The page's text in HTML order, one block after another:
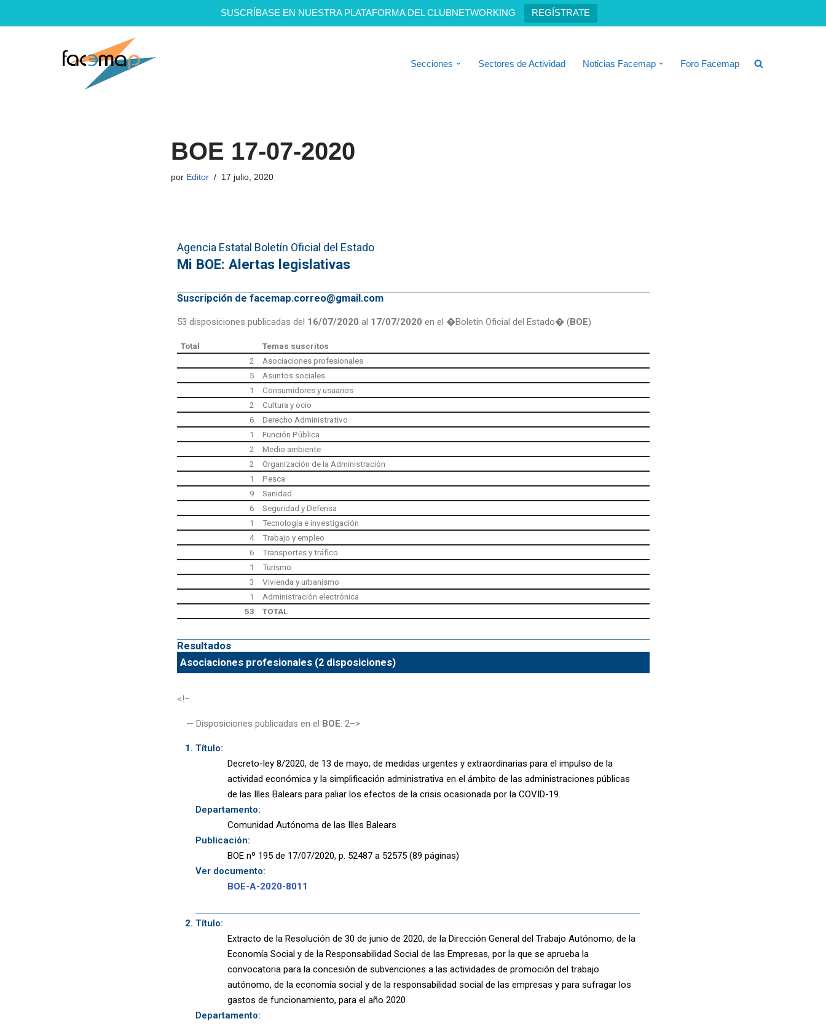
SUSCRÍBASE EN NUESTRA PLATAFORMA DEL CLUBNETWORKING REGÍSTRATE
Secciones Sectores de Actividad Noticias Facemap Foro Facemap
BOE 17-07-2020
por Editor 17 julio, 2020
Agencia Estatal Boletín Oficial del Estado
Mi BOE: Alertas legislativas
Suscripción de facemap.correo@gmail.com
53 disposiciones publicadas del 16/07/2020 al 17/07/2020 en el �Boletín Oficial del Estado� (BOE)
Total
Temas suscritos
2
Asociaciones profesionales
5
Asuntos sociales
1
Consumidores y usuarios
2
Cultura y ocio
6
Derecho Administrativo
1
Función Pública
2
Medio ambiente
2
Organización de la Administración
1
Pesca
9
Sanidad
6
Seguridad y Defensa
1
Tecnología e investigación
4
Trabajo y empleo
6
Transportes y tráfico
1
Turismo
3
Vivienda y urbanismo
1
Administración electrónica
53
TOTAL
Resultados
Asociaciones profesionales (2 disposiciones)
<!–
— Disposiciones publicadas en el BOE: 2–>
Título:
Decreto-ley 8/2020, de 13 de mayo, de medidas urgentes y extraordinarias para el impulso de la
actividad económica y la simplificación administrativa en el ámbito de las administraciones públicas
de las Illes Balears para paliar los efectos de la crisis ocasionada por la COVID-19.
Departamento:
Comunidad Autónoma de las Illes Balears
Publicación:
BOE nº 195 de 17/07/2020, p. 52487 a 52575 (89 páginas)
Ver documento:
BOE-A-2020-8011
Título:
Extracto de la Resolución de 30 de junio de 2020, de la Dirección General del Trabajo Autónomo, de la
Economía Social y de la Responsabilidad Social de las Empresas, por la que se aprueba la
convocatoria para la concesión de subvenciones a las actividades de promoción del trabajo
autónomo, de la economía social y de la responsabilidad social de las empresas y para sufragar los
gastos de funcionamiento, para el año 2020
Departamento: